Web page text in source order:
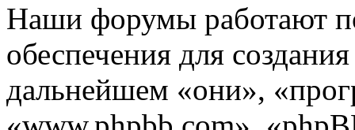
Наши форумы работают
обеспечения для
дальнейшем «они»,